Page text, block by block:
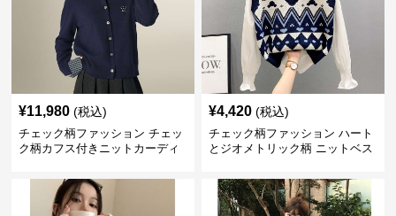
¥11,980 (税込)
チェック柄ファッション チェッ
ク柄カフス付きニットカーディ
¥4,420 (税込)
チェック柄ファッション ハート
とジオメトリック柄 ニットベス